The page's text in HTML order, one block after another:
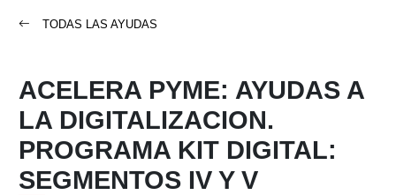
TODAS LAS AYUDAS
ACELERA PYME: AYUDAS A
LA DIGITALIZACION.
PROGRAMA KIT DIGITAL:
SEGMENTOS IV Y V